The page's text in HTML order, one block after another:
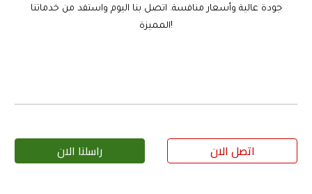
جودة عالية وأسعار منافسة. اتصل بنا اليوم واستفد من خدماتنا
المميزة!
راسلنا الان اتصل الان